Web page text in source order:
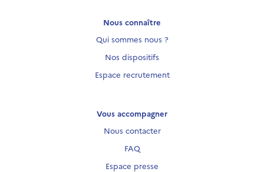
Nous connaître
Qui sommes nous ?
Nos dispositifs
Espace recrutement
Vous accompagner
Nous contacter
FAQ
Espace presse